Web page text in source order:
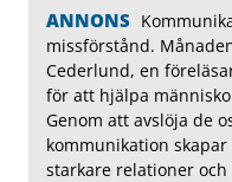
ANNONS
missförstånd.
Cederlund, en
för att hjälpa
Genom att avslöja de
kommunikation
starkare relationer